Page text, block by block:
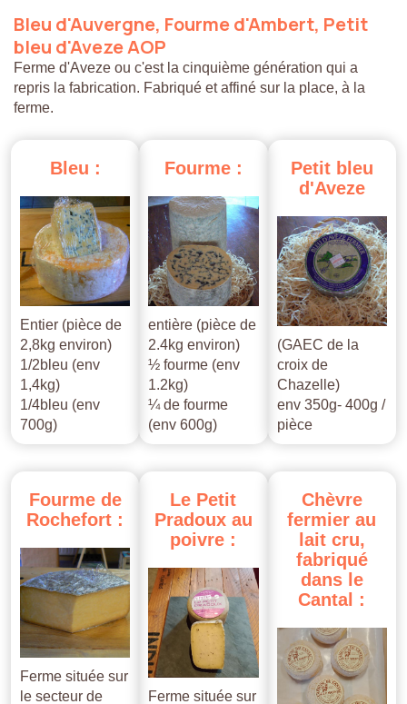
Bleu d'Auvergne, Fourmed'Ambert, Petit
bleu d'AvezeAOP
Ferme d'Aveze ou c'est la cinquième génération qui a
repris la fabrication. Fabriqué et affiné sur la place, à la
ferme.
Bleu :
Entier (pièce de
2,8kg environ)
1/2bleu (env
1,4kg)
1/4bleu (env
700g)
Fourme :
entière (pièce de
2.4kg environ)
½ fourme (env
1.2kg)
¼ de fourme
(env 600g)
Petit bleu
d'Aveze
(GAEC de la
croix de
Chazelle)
env 350g- 400g /
pièce
Fourme de
Rochefort :
Ferme située sur
le secteur de
Le Petit
Pradoux au
poivre :
Ferme située sur
Chèvre
fermier au
lait cru,
fabriqué
dans le
Cantal :